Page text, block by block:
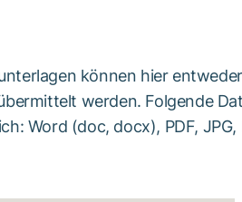
können hier
werden. Folgende
Word (doc, docx), PDF, JPG,